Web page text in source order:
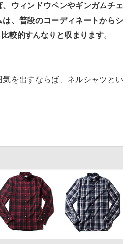
ウィンドウペンやギンガムチェ
は、普段のコーディネートからシ
較的すんなりと収まります。
気を出すならば、ネルシャツとい